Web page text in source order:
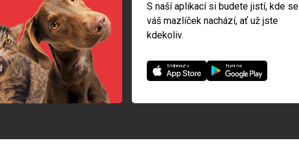
S naší aplikací si budete jistí, kde se
váš mazlíček nachází, ať už jste
kdekoliv.
Stáhnout v Nyní na